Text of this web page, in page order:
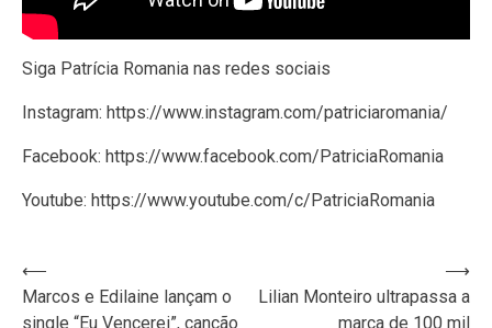
Siga Patrícia Romania nas redes sociais
Instagram: https://www.instagram.com/patriciaromania/
Facebook: https://www.facebook.com/PatriciaRomania
Youtube: https://www.youtube.com/c/PatriciaRomania
Navegação
de
⟵
Marcos e Edilaine lançam o
single “Eu Vencerei”, canção
Lilian Monteiro ultrapassa a
marca de 100 mil
⟶